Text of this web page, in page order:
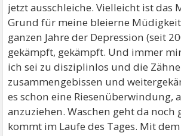
jetzt ausschleiche. Vielleicht ist das
Grund für meine bleierne
ganzen Jahre der Depression (seit
gekämpft, gekämpft. Und immer
ich sei zu disziplinlos und die Zähne
zusammengebissen und
es schon eine Riesenüberwindung,
anzuziehen. Waschen geht da noch
kommt im Laufe des Tages. Mit